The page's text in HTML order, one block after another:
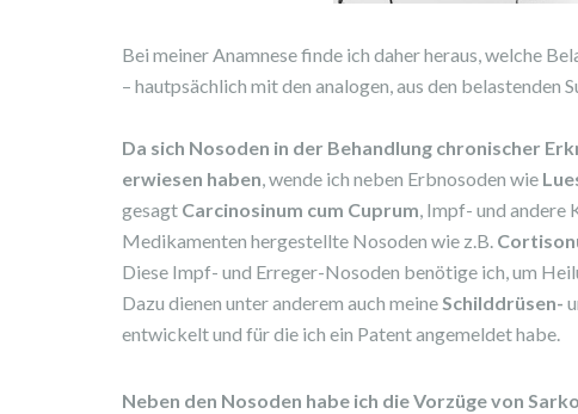
Bei meiner Anamnese finde ich daher heraus, welche
– hautpsächlich mit den analogen, aus den belastenden
Da sich Nosoden in der Behandlung chronischer
erwiesen haben, wende ich neben Erbnosoden wie
gesagt Carcinosinum cum Cuprum, Impf- und andere
Medikamenten hergestellte Nosoden wie z.B.
Diese Impf- und Erreger-Nosoden benötige ich, um
Dazu dienen unter anderem auch meineSchilddrüsen-
entwickelt und für die ich ein Patent angemeldet habe.
Neben den Nosoden habe ich die Vorzüge von